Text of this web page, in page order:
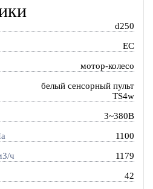
d250
EC
мотор-колесо
белый сенсорный пульт
TS4w
3~380В
1100
ч 1179
42